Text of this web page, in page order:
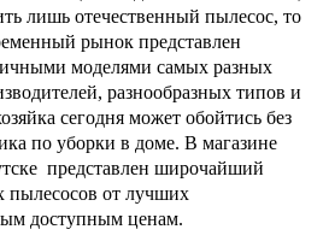
лишь отечественный пылесос, то
рынок представлен
моделями самых разных
разнообразных типов и
сегодня может обойтись без
по уборки в доме. В магазине
представлен широчайший
пылесосов от лучших
доступным ценам.